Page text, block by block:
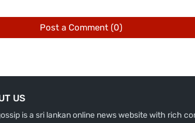
Post a Comment (0)
US
is a sri lankan online news website with rich